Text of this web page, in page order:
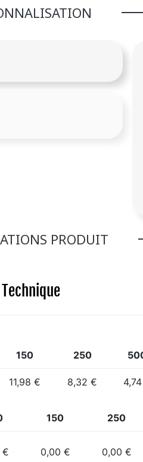
PRODUIT
Technique
150 250
11,98 € 8,32 €
150 250
€ 0,00 € 0,00 €